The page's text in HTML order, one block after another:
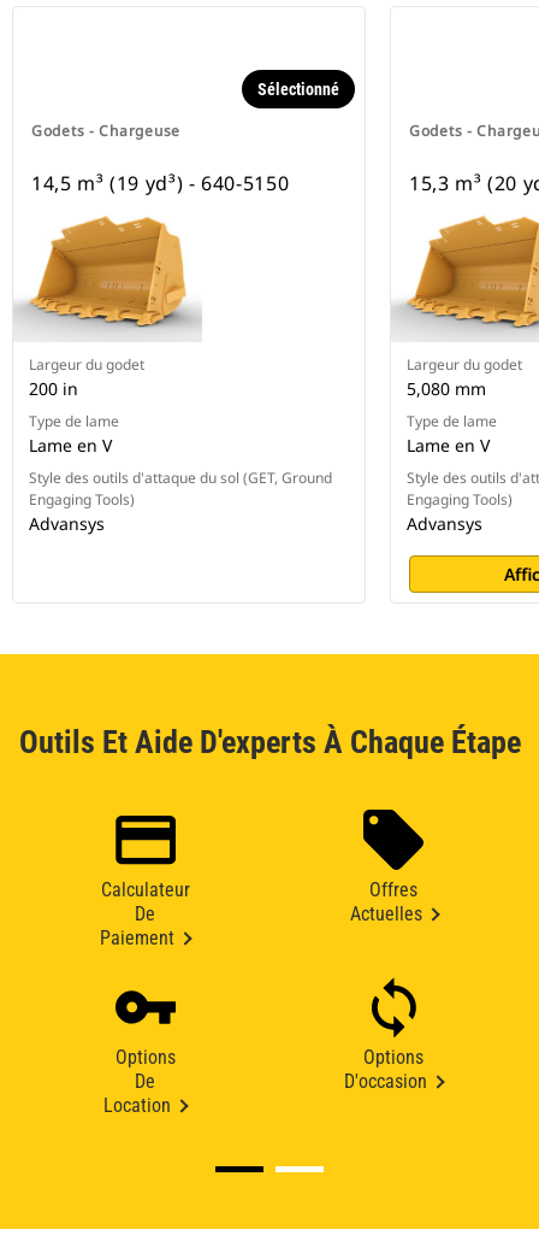
Godets - Chargeuse
Sélectionné
14,5 m³ (19 yd³) - 640-5150
Largeur du godet
200 in
Type de lame
Lame en V
Style des outils d'attaque du sol (GET, Ground
Engaging Tools)
Advansys
Godets -
15,3 m³ (20
Largeur du godet
5,080 mm
Type de lame
Lame en V
Style des outils
Engaging Tools)
Advansys
Outils Et Aide D'experts À Chaque Étape
Calculateur
De
Paiement
Offres
Actuelles
Options
De
Location
Options
D'occasion